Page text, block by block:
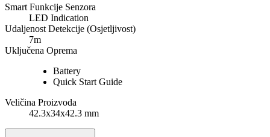
Smart Funkcije Senzora
LED Indication
Udaljenost Detekcije (Osjetljivost)
7m
Uključena Oprema
Battery
Quick Start Guide
Veličina Proizvoda
42.3x34x42.3 mm